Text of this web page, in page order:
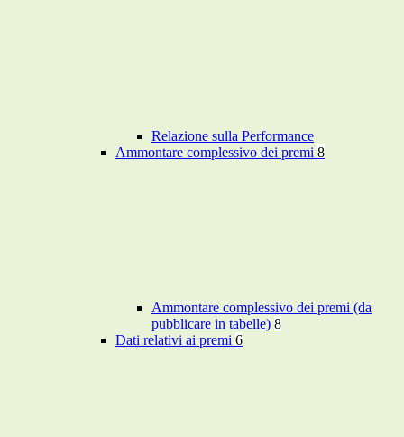
Relazione sulla Performance
Ammontare complessivo dei premi 8
Ammontare complessivo dei premi (da
pubblicare in tabelle) 8
Dati relativi ai premi 6